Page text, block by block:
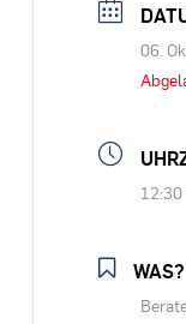
06.
12:30
WAS?